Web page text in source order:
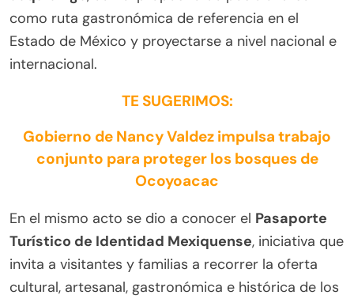
como ruta gastronómica de referencia en el
Estado de México y proyectarse a nivel nacional e
internacional.
TE SUGERIMOS:
Gobierno de Nancy Valdez impulsa trabajo
conjunto para proteger los bosques de
Ocoyoacac
En el mismo acto se dio a conocer el Pasaporte
Turístico de Identidad Mexiquense, iniciativa que
invita a visitantes y familias a recorrer la oferta
cultural, artesanal, gastronómica e histórica de los